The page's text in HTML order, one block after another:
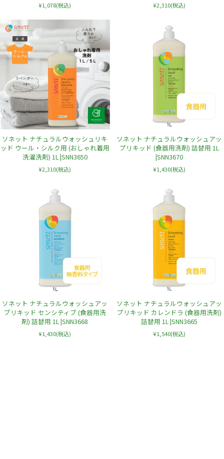
¥1,078(税込) ¥2,310(税込)
ソネット ナチュラルウォッシュリキ
ッド ウール・シルク用 (おしゃれ着用
洗濯洗剤) 1L |SNN3650
¥2,310(税込)
ソネット ナチュラルウォッシュアッ
プリキッド (食器用洗剤) 詰替用 1L
|SNN3670
¥1,430(税込)
ソネット ナチュラルウォッシュアッ
プリキッド センシティブ (食器用洗
剤) 詰替用 1L |SNN3668
¥1,430(税込)
ソネット ナチュラルウォッシュアッ
プリキッド カレンドラ (食器用洗剤)
詰替用 1L |SNN3665
¥1,540(税込)